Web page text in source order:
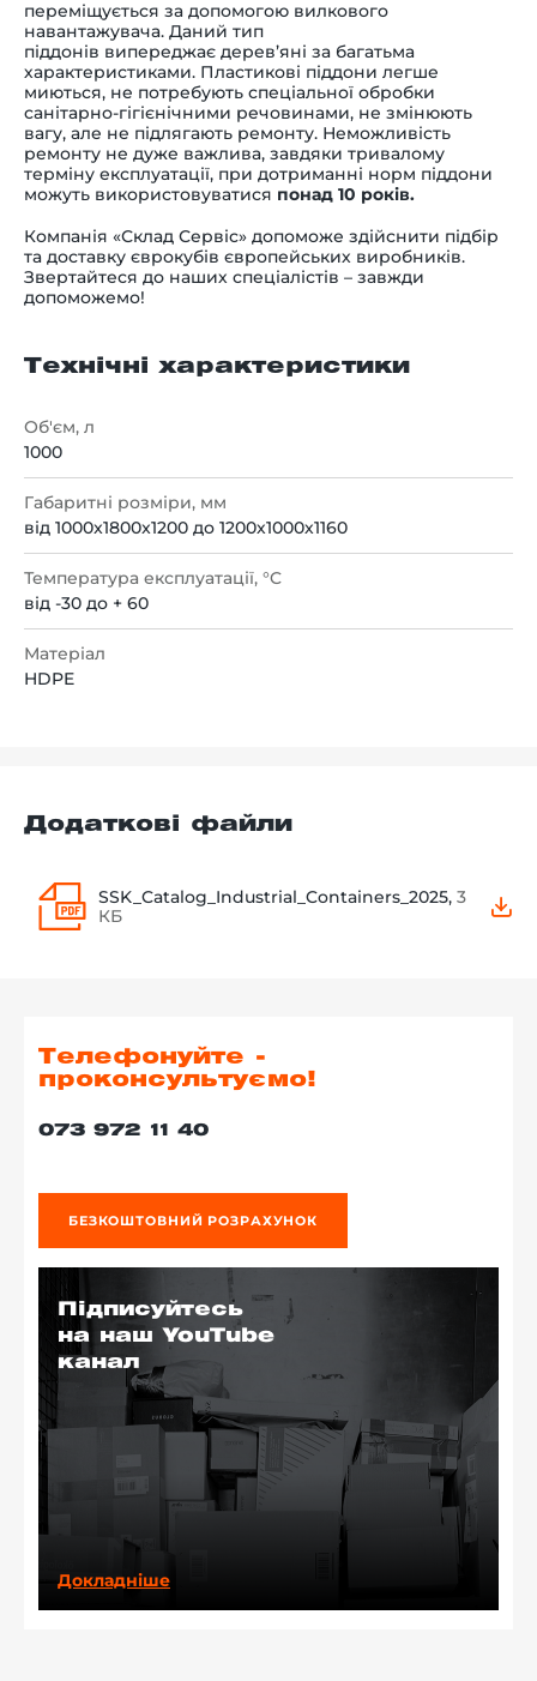
переміщується за допомогою вилкового
навантажувача. Даний тип
піддонів випереджає дерев’яні за багатьма
характеристиками. Пластикові піддони легше
миються, не потребують спеціальної обробки
санітарно-гігієнічними речовинами, не змінюють
вагу, але не підлягають ремонту. Неможливість
ремонту не дуже важлива, завдяки тривалому
терміну експлуатації, при дотриманні норм піддони
можуть використовуватися понад 10 років.
Компанія «Склад Сервіс» допоможе здійснити підбір
та доставку єврокубів європейських виробників.
Звертайтеся до наших спеціалістів – завжди
допоможемо!
Технічні характеристики
Об'єм, л
1000
Габаритні розміри, мм
від 1000x1800x1200 до 1200х1000х1160
Температура експлуатації, °C
від -30 до + 60
Матеріал
HDPE
Додаткові файли
SSK_Catalog_Industrial_Containers_2025, 3
КБ
Телефонуйте -
проконсультуємо!
073 972 11 40
БЕЗКОШТОВНИЙ РОЗРАХУНОК
Підписуйтесь
на наш YouTube
канал
Докладніше